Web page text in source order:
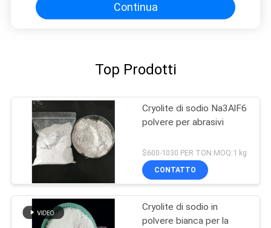
Continua
Top Prodotti
Cryolite di sodio Na3AlF6
polvere per abrasivi
$600-1030 PER TON MOQ:1 kg
CONTATTO
Cryolite di sodio in
polvere bianca per la